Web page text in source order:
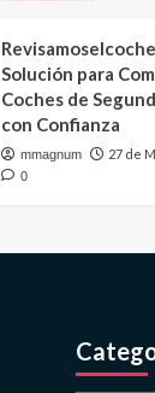
Solución para
Coches de
con Confianza
mmagnum 27 de
0